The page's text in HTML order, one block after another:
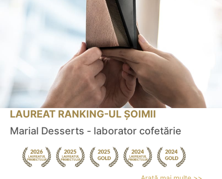
LAUREAT RANKING-UL ȘOIMII
Marial Desserts - laborator cofetărie